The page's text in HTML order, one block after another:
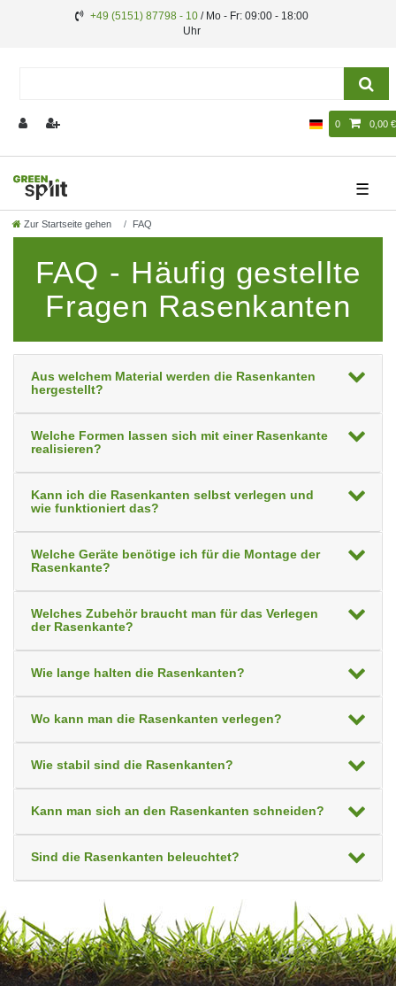
+49 (5151) 87798 - 10/ Mo - Fr: 09:00 - 18:00
Uhr
0 0,00 €
☰
Zur Startseite gehen FAQ
FAQ - Häufig gestellte
Fragen Rasenkanten
Aus welchem Material werden die Rasenkanten
hergestellt?
Welche Formen lassen sich mit einer Rasenkante
realisieren?
Kann ich die Rasenkanten selbst verlegen und
wie funktioniert das?
Welche Geräte benötige ich für die Montage der
Rasenkante?
Welches Zubehör braucht man für das Verlegen
der Rasenkante?
Wie lange halten die Rasenkanten?
Wo kann man die Rasenkanten verlegen?
Wie stabil sind die Rasenkanten?
Kann man sich an den Rasenkanten schneiden?
Sind die Rasenkanten beleuchtet?